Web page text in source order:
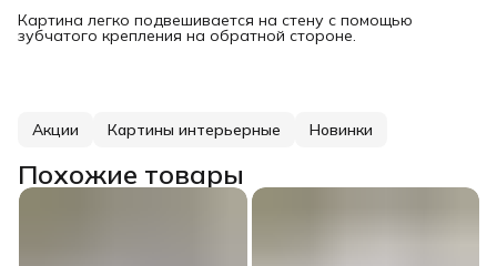
Картина легко подвешивается на стену с помощью
зубчатого крепления на обратной стороне.
Акции Картины интерьерные Новинки
Похожие товары